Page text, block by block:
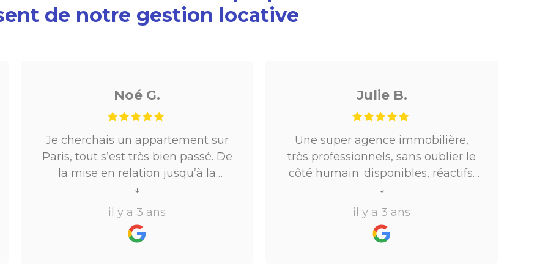
de notre gestion locative
sur
passé. De
la
gagner
fait pas
qui est
Une super agence immobilière,
très professionnels, sans oublier le
côté humain: disponibles, réactifs,
ils ont su m’accompagner dans
mon projet locatif.Merci !Je
Une agence très professionnelle.
Des échanges réguliers et clairs
ont permis de faciliter les
rapidement et efficacement. Je